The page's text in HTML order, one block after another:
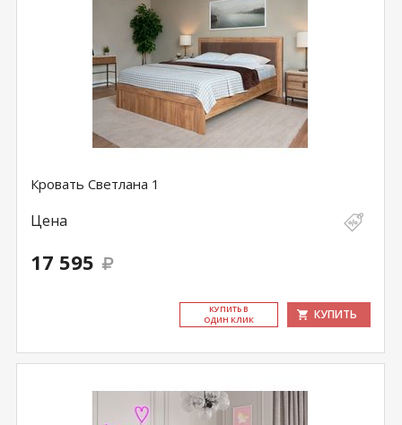
Кровать Светлана 1
Цена
17 595
КУ­ПИТЬ В
ОДИН КЛИК
КУПИТЬ